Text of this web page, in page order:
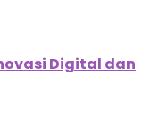
Digital dan